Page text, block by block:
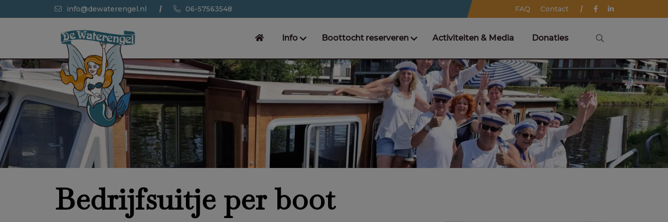
info@dewaterengel.nl 06-57563548 FAQ Contact
Info Boottocht reserveren Activiteiten & Media Donaties
Bedrijfsuitje per boot